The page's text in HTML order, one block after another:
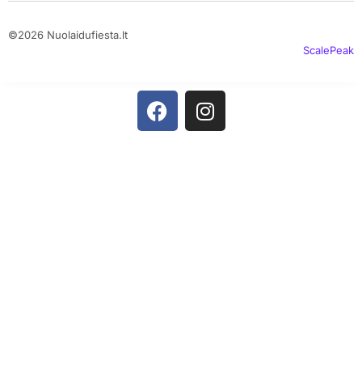
©2026 Nuolaidufiesta.lt
ScalePeak